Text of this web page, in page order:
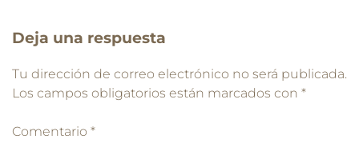
Deja una respuesta
Tu dirección de correo electrónico no será publicada.
Los campos obligatorios están marcados con *
Comentario *